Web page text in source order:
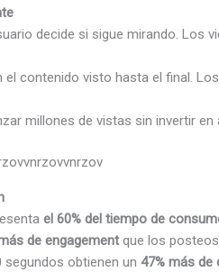
decide si sigue mirando. Los
contenido visto hasta el final.
millones de vistas sin invertir
el 60% del tiempo de
de engagementque los
obtienen un 47% más de